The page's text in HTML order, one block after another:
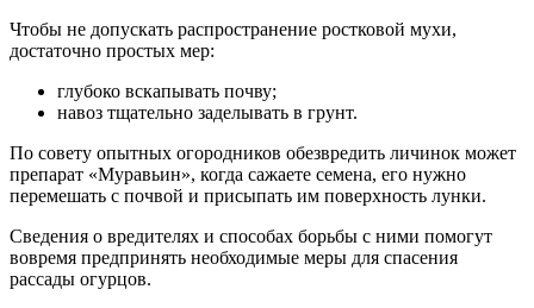
Чтобы не допускать распространение ростковой мухи,
достаточно простых мер:
глубоко вскапывать почву;
навоз тщательно заделывать в грунт.
По совету опытных огородников обезвредить личинок может
препарат «Муравьин», когда сажаете семена, его нужно
перемешать с почвой и присыпать им поверхность лунки.
Сведения о вредителях и способах борьбы с ними помогут
вовремя предпринять необходимые меры для спасения
рассады огурцов.